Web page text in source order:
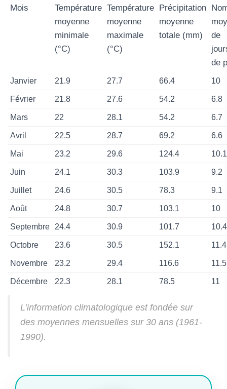
Mois
Température
moyenne
minimale
(°C)
Température
moyenne
maximale
(°C)
Précipitation
moyenne
totale (mm)
de
de
Janvier 21.9 27.7 66.4 10
Février 21.8 27.6 54.2 6.8
Mars 22 28.1 54.2 6.7
Avril 22.5 28.7 69.2 6.6
Mai 23.2 29.6 124.4 10.1
Juin 24.1 30.3 103.9 9.2
Juillet 24.6 30.5 78.3 9.1
Août 24.8 30.7 103.1 10
Septembre 24.4 30.9 101.7 10.4
Octobre 23.6 30.5 152.1 11.4
Novembre 23.2 29.4 116.6 11.5
Décembre 22.3 28.1 78.5 11
L’information climatologique est fondée sur
des moyennes mensuelles sur 30 ans (1961-
1990).